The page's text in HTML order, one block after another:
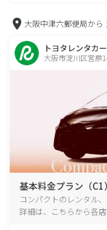
大阪中津六郵便局から
トヨタレンタカ
大阪市淀川区宮原
基本料金プラン（C1）
コンパクトのレンタル
詳細は、こちらから各